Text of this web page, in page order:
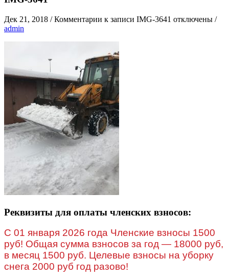
Дек 21, 2018 /Комментарии к записи IMG-3641 отключены /
admin
Реквизиты для оплаты членских взносов:
C 01 января 2026 года Членские взносы 1500
руб! Общая сумма взносов за год — 18000 руб,
в месяц 1500 руб. Целевые взносы на уборку
снега 2000 руб год разово!